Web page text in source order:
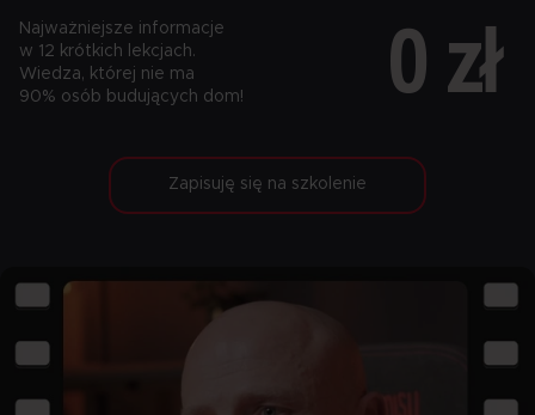
Najważniejsze informacje
w 12 krótkich lekcjach.
Wiedza, której nie ma
90% osób budujących dom!
0 zł
Zapisuję się na szkolenie